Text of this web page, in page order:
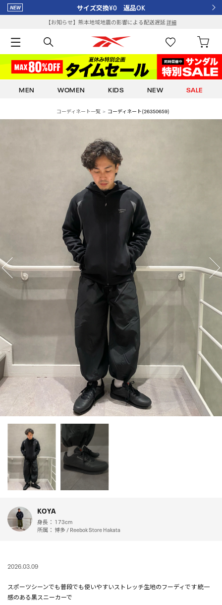
サイズ交換¥0 返品OK
【お知らせ】熊本地域地震の影響による配送遅延詳細
MEN WOMEN KIDS NEW SALE
コーディネート一覧 コーディネート(26350659)
KOYA
身長： 173cm
所属： 博多 / Reebok Store Hakata
2026.03.09
スポーツシーンでも普段でも使いやすいストレッチ生地のフーディです 統一
感のある黒スニーカーで